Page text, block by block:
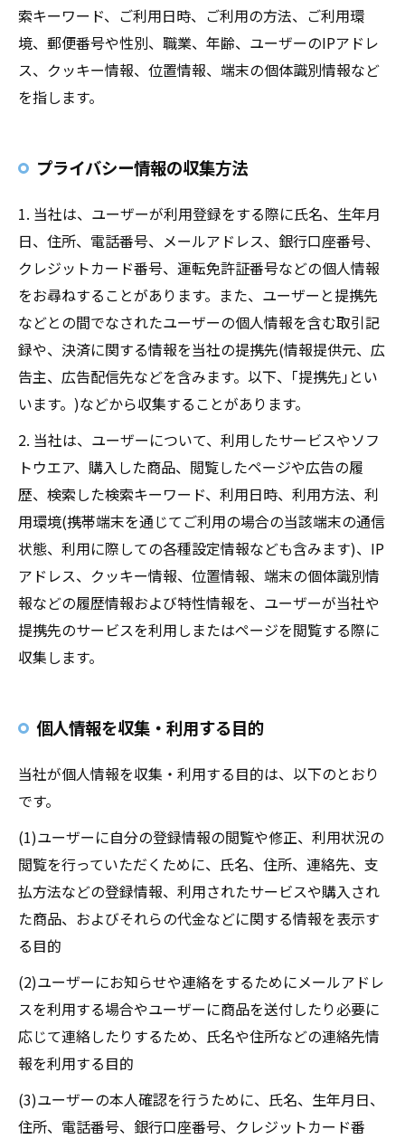
索キーワード、ご利用日時、ご利用の方法、ご利用環
境、郵便番号や性別、職業、年齢、ユーザーのIPアドレ
ス、クッキー情報、位置情報、端末の個体識別情報など
を指します。
プライバシー情報の収集方法
1. 当社は、ユーザーが利用登録をする際に氏名、生年月
日、住所、電話番号、メールアドレス、銀行口座番号、
クレジットカード番号、運転免許証番号などの個人情報
をお尋ねすることがあります。また、ユーザーと提携先
などとの間でなされたユーザーの個人情報を含む取引記
録や、決済に関する情報を当社の提携先(情報提供元、広
告主、広告配信先などを含みます。以下、｢提携先｣とい
います。)などから収集することがあります。
2. 当社は、ユーザーについて、利用したサービスやソフ
トウエア、購入した商品、閲覧したページや広告の履
歴、検索した検索キーワード、利用日時、利用方法、利
用環境(携帯端末を通じてご利用の場合の当該端末の通信
状態、利用に際しての各種設定情報なども含みます)、IP
アドレス、クッキー情報、位置情報、端末の個体識別情
報などの履歴情報および特性情報を、ユーザーが当社や
提携先のサービスを利用しまたはページを閲覧する際に
収集します。
個人情報を収集・利用する目的
当社が個人情報を収集・利用する目的は、以下のとおり
です。
(1)ユーザーに自分の登録情報の閲覧や修正、利用状況の
閲覧を行っていただくために、氏名、住所、連絡先、支
払方法などの登録情報、利用されたサービスや購入され
た商品、およびそれらの代金などに関する情報を表示す
る目的
(2)ユーザーにお知らせや連絡をするためにメールアドレ
スを利用する場合やユーザーに商品を送付したり必要に
応じて連絡したりするため、氏名や住所などの連絡先情
報を利用する目的
(3)ユーザーの本人確認を行うために、氏名、生年月日、
住所、電話番号、銀行口座番号、クレジットカード番